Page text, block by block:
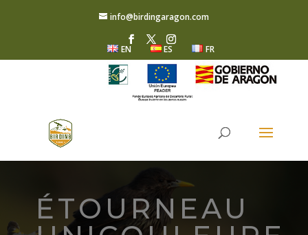
info@birdingaragon.com
EN ES FR
ÉTOURNEAU